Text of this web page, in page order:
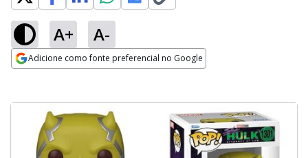
A+ A-
Adicione como fonte preferencial no Google